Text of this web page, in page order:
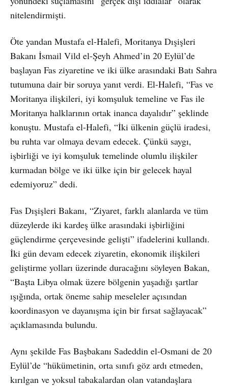
nitelendirmişti.
Öte yandan Mustafa el-Halefi, Moritanya Dışişleri
Bakanı İsmail Vild el-Şeyh Ahmed’in 20 Eylül’de
başlayan Fas ziyaretine ve iki ülke arasındaki Batı Sahra
tutumuna dair bir soruya yanıt verdi. El-Halefi, “Fas ve
Moritanya ilişkileri, iyi komşuluk temeline ve Fas ile
Moritanya halklarının ortak inanca dayalıdır” şeklinde
konuştu. Mustafa el-Halefi, “İki ülkenin güçlü iradesi,
bu ruhta var olmaya devam edecek. Çünkü saygı,
işbirliği ve iyi komşuluk temelinde olumlu ilişkiler
kurmadan bölge ve iki ülke için bir gelecek hayal
edemiyoruz” dedi.
Fas Dışişleri Bakanı, “Ziyaret, farklı alanlarda ve tüm
düzeylerde iki kardeş ülke arasındaki işbirliğini
güçlendirme çerçevesinde gelişti” ifadelerini kullandı.
İki gün devam edecek ziyaretin, ekonomik ilişkileri
geliştirme yolları üzerinde duracağını söyleyen Bakan,
“Başta Libya olmak üzere bölgenin yaşadığı şartlar
ışığında, ortak öneme sahip meseleler açısından
koordinasyon ve dayanışma için bir fırsat sağlayacak”
açıklamasında bulundu.
Aynı şekilde Fas Başbakanı Sadeddin el-Osmani de 20
Eylül’de “hükümetinin, orta sınıfı göz ardı etmeden,
kırılgan ve yoksul tabakalardan olan vatandaşlara